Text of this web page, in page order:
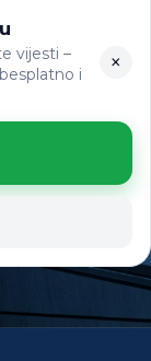
LAT
vijesti –
i
×